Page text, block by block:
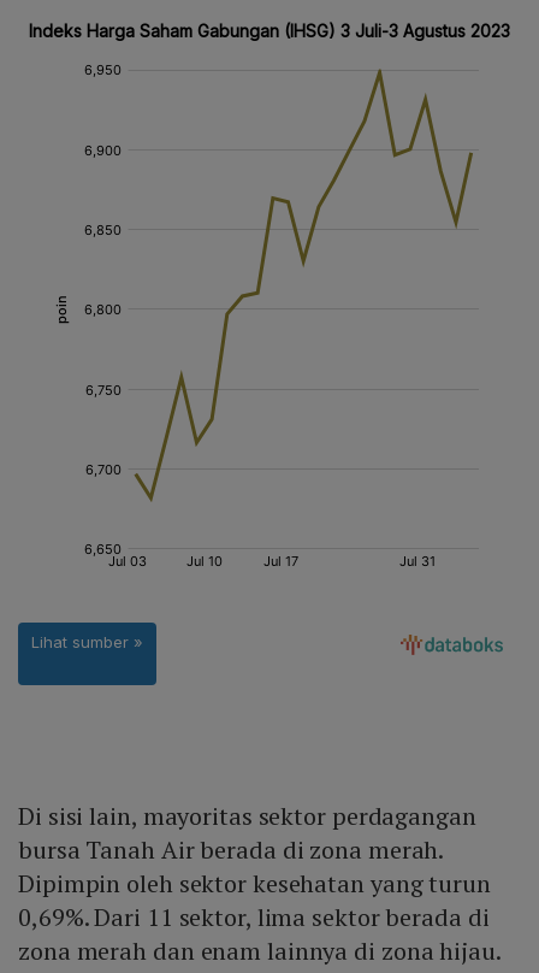
Di sisi lain, mayoritas sektor perdagangan
bursa Tanah Air berada di zona merah.
Dipimpin oleh sektor kesehatan yang turun
0,69%. Dari 11 sektor, lima sektor berada di
zona merah dan enam lainnya di zona hijau.